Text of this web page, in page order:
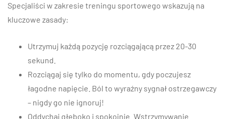
Specjaliści w zakresie treningu sportowego wskazują na
kluczowe zasady:
Utrzymuj każdą pozycję rozciągającą przez 20-30
sekund.
Rozciągaj się tylko do momentu, gdy poczujesz
łagodne napięcie. Ból to wyraźny sygnał ostrzegawczy
– nigdy go nie ignoruj!
Oddychaj głęboko i spokojnie. Wstrzymywanie